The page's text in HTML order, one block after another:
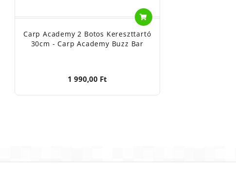
Carp Academy 2 Botos Kereszttartó
30cm - Carp Academy Buzz Bar
1 990,00 Ft